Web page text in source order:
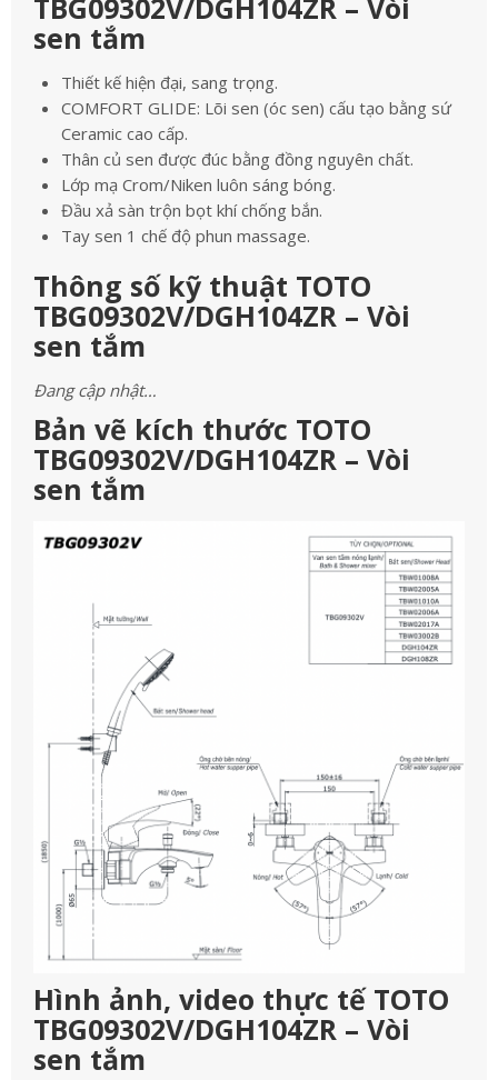
TBG09302V/DGH104ZR – Vòi
sen tắm
Thiết kế hiện đại, sang trọng.
COMFORT GLIDE: Lõi sen (óc sen) cấu tạo bằng sứ
Ceramic cao cấp.
Thân củ sen được đúc bằng đồng nguyên chất.
Lớp mạ Crom/Niken luôn sáng bóng.
Đầu xả sàn trộn bọt khí chống bắn.
Tay sen 1 chế độ phun massage.
Thông số kỹ thuật TOTO
TBG09302V/DGH104ZR – Vòi
sen tắm
Đang cập nhật…
Bản vẽ kích thước TOTO
TBG09302V/DGH104ZR – Vòi
sen tắm
Hình ảnh, video thực tế TOTO
TBG09302V/DGH104ZR – Vòi
sen tắm